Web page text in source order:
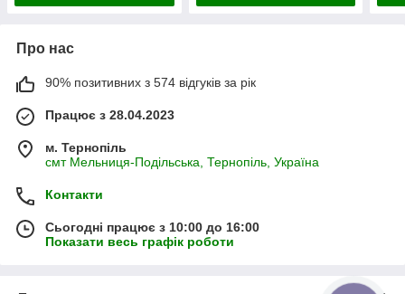
Про нас
90% позитивних з 574 відгуків за рік
Працює з 28.04.2023
м. Тернопіль
смт Мельниця-Подільська, Тернопіль, Україна
Контакти
Сьогодні працює з 10:00 до 16:00
Показати весь графік роботи